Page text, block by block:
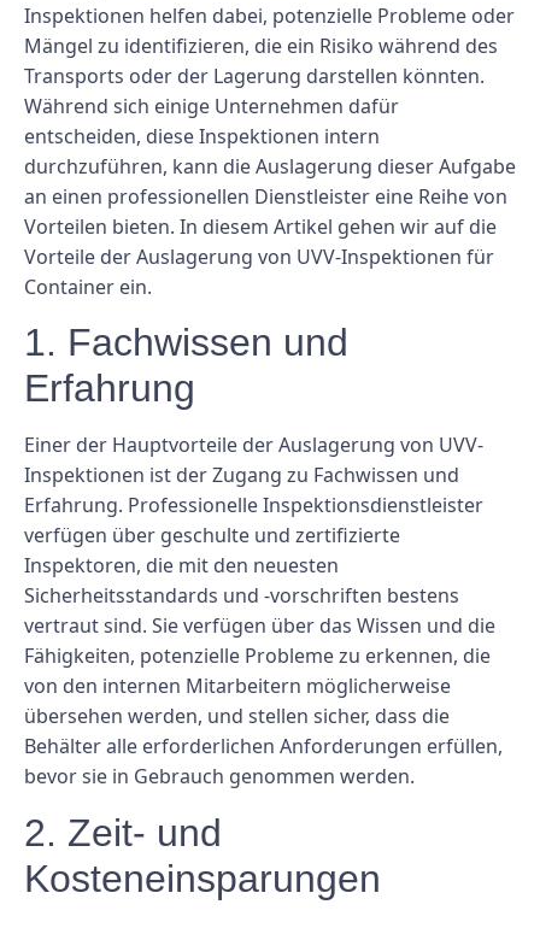
Inspektionen helfen dabei, potenzielle Probleme oder
Mängel zu identifizieren, die ein Risiko während des
Transports oder der Lagerung darstellen könnten.
Während sich einige Unternehmen dafür
entscheiden, diese Inspektionen intern
durchzuführen, kann die Auslagerung dieser Aufgabe
an einen professionellen Dienstleister eine Reihe von
Vorteilen bieten. In diesem Artikel gehen wir auf die
Vorteile der Auslagerung von UVV-Inspektionen für
Container ein.
1. Fachwissen und
Erfahrung
Einer der Hauptvorteile der Auslagerung von UVV-
Inspektionen ist der Zugang zu Fachwissen und
Erfahrung. Professionelle Inspektionsdienstleister
verfügen über geschulte und zertifizierte
Inspektoren, die mit den neuesten
Sicherheitsstandards und -vorschriften bestens
vertraut sind. Sie verfügen über das Wissen und die
Fähigkeiten, potenzielle Probleme zu erkennen, die
von den internen Mitarbeitern möglicherweise
übersehen werden, und stellen sicher, dass die
Behälter alle erforderlichen Anforderungen erfüllen,
bevor sie in Gebrauch genommen werden.
2. Zeit- und
Kosteneinsparungen